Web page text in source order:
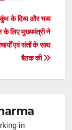
के दिव्य और भव्य
लिए मुख्यमंत्री ने
एवं संतों के साथ
बैठक की
in